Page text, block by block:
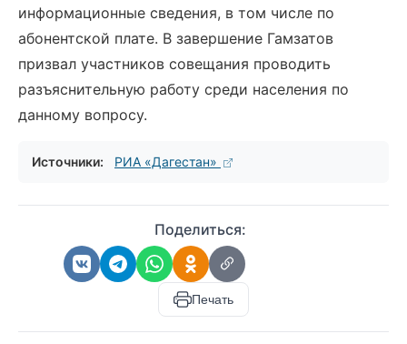
информационные сведения, в том числе по
абонентской плате. В завершение Гамзатов
призвал участников совещания проводить
разъяснительную работу среди населения по
данному вопросу.
Источники: РИА «Дагестан»
Поделиться:
Печать